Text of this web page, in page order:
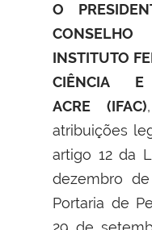
O
INSTITUTO
CIÊNCIA E
ACRE (IFAC)
atribuições
artigo 12 da
dezembro
Portaria de